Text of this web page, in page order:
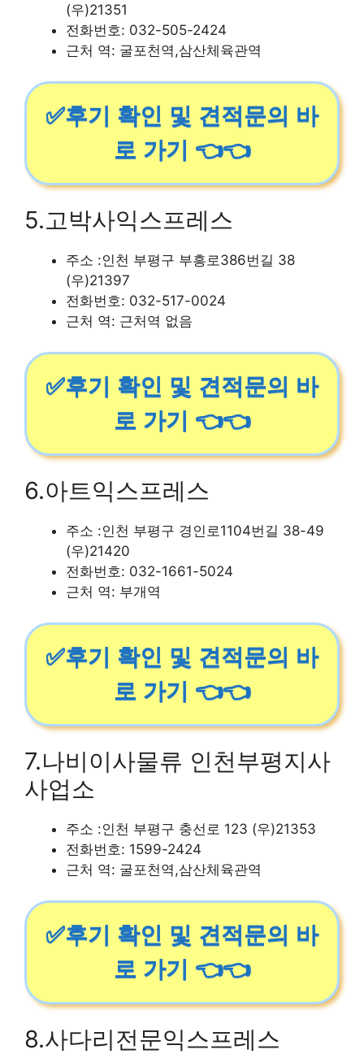
(우)21351
전화번호: 032-505-2424
근처 역: 굴포천역,삼산체육관역
✅후기 확인 및 견적문의 바
로 가기 👈👈
5.고박사익스프레스
주소 :인천 부평구 부흥로386번길 38
(우)21397
전화번호: 032-517-0024
근처 역: 근처역 없음
✅후기 확인 및 견적문의 바
로 가기 👈👈
6.아트익스프레스
주소 :인천 부평구 경인로1104번길 38-49
(우)21420
전화번호: 032-1661-5024
근처 역: 부개역
✅후기 확인 및 견적문의 바
로 가기 👈👈
7.나비이사물류 인천부평지사
사업소
주소 :인천 부평구 충선로 123 (우)21353
전화번호: 1599-2424
근처 역: 굴포천역,삼산체육관역
✅후기 확인 및 견적문의 바
로 가기 👈👈
8.사다리전문익스프레스